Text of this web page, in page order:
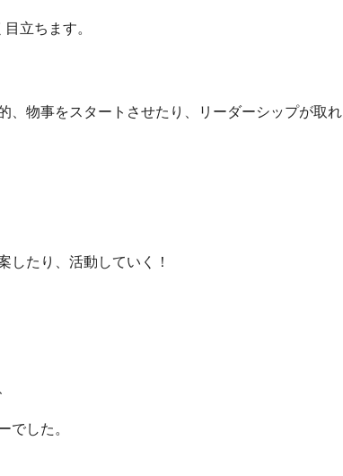
立ちます。
、物事をスタートさせたり、リーダーシップが取れ
したり、活動していく！
でした。